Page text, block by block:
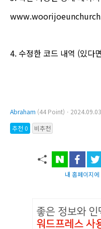
4. 수정한 코드 내역 (있다
Abraham (44 Point)ㆍ
추천 0
비추천
내 홈페이지